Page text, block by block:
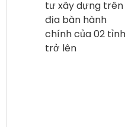
tư xây dựng trên
địa bàn hành
chính của 02 tỉnh
trở lên